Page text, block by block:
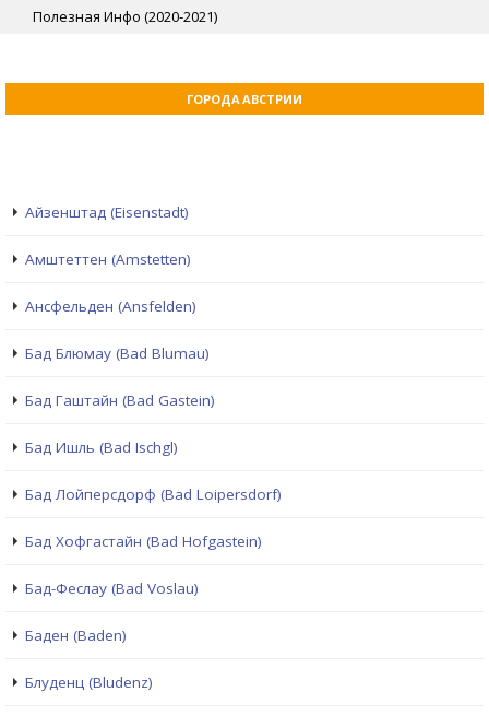
Полезная Инфо (2020-2021)
ГОРОДА АВСТРИИ
Айзенштад (Eisenstadt)
Амштеттен (Amstetten)
Ансфельден (Ansfelden)
Бад Блюмау (Bad Blumau)
Бад Гаштайн (Bad Gastein)
Бад Ишль (Bad Ischgl)
Бад Лойперсдорф (Bad Loipersdorf)
Бад Хофгастайн (Bad Hofgastein)
Бад-Феслау (Bad Voslau)
Баден (Baden)
Блуденц (Bludenz)